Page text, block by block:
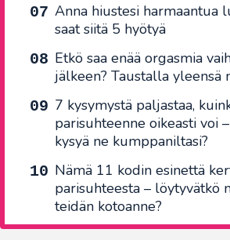
Anna hiustesi harmaantua
saat siitä 5 hyötyä
Etkö saa enää orgasmia
jälkeen? Taustalla yleensä
7 kysymystä paljastaa,
parisuhteenne oikeasti voi
kysyä ne kumppaniltasi?
Nämä 11 kodin esinettä
parisuhteesta – löytyvätkö
teidän kotoanne?